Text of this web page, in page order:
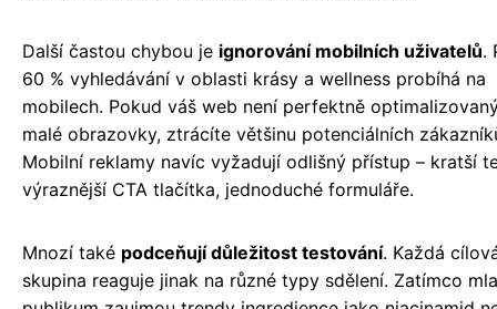
Další častou chybou je ignorování mobilních uživatelů.
60 % vyhledávání v oblasti krásy a wellness probíhá na
mobilech. Pokud váš web není perfektně
malé obrazovky, ztrácíte většinu potenciálních
Mobilní reklamy navíc vyžadují odlišný přístup – kratší
výraznější CTA tlačítka, jednoduché formuláře.
Mnozí také podceňují důležitost testování. Každá
skupina reaguje jinak na různé typy sdělení. Zatímco